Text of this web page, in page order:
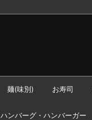
麺(味別) お寿司
ハンバーグ・ハンバーガー